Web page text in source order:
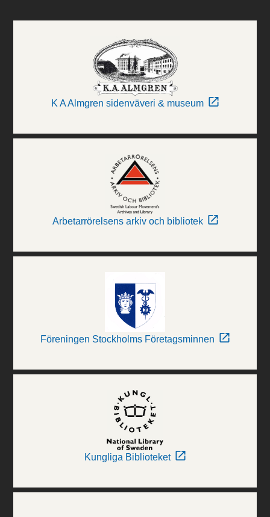
K A Almgren sidenväveri & museum
Arbetarrörelsens arkiv och bibliotek
Föreningen Stockholms Företagsminnen
Kungliga Biblioteket